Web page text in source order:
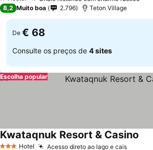
1 Estrelas
8,2 Muito boa 2.796 Teton Village
De € 68
Consulte os preços de 4 sites
Escolha popular
Hotel Acesso direto ao lago e caisVer
Kwataqnuk Resort & Casino